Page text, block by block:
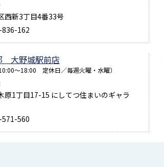
西新3丁目4番33号
162
大野城駅前店
～18:00 定休日／毎週火曜・水曜）
原1丁目17-15 にしてつ住まいのギャラ
560